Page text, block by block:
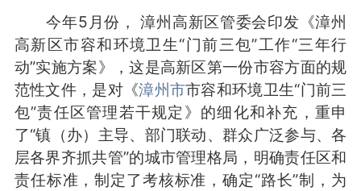
今年5月份， 漳州高新区管委会印发《漳州
高新区市容和环境卫生“门前三包”工作“三年行
动”实施方案》，这是高新区第一份市容方面的规
范性文件，是对《漳州市市容和环境卫生“门前三
包”责任区管理若干规定》的细化和补充，重申
了“镇（办）主导、部门联动、群众广泛参与、各
层各界齐抓共管”的城市管理格局，明确责任区和
责任标准，制定了考核标准，确定“路长”制，为